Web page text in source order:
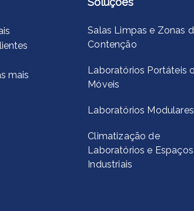
mais
Salas Limpas e Zonas
Contenção
Laboratórios Portáteis
Móveis
Laboratórios Modulares
Climatização de
Laboratórios e Espaços
Industriais